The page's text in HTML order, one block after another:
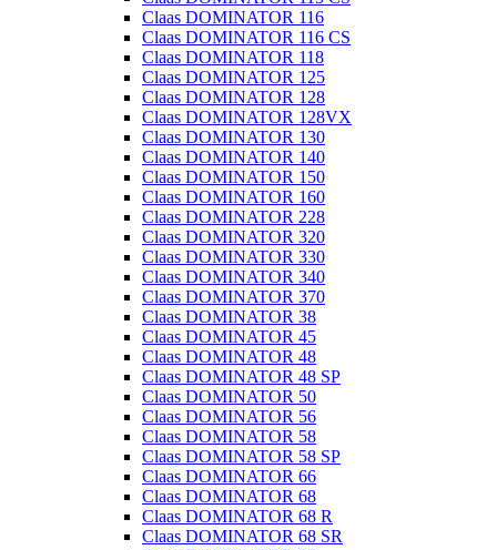
Claas DOMINATOR 116
Claas DOMINATOR 116 CS
Claas DOMINATOR 118
Claas DOMINATOR 125
Claas DOMINATOR 128
Claas DOMINATOR 128VX
Claas DOMINATOR 130
Claas DOMINATOR 140
Claas DOMINATOR 150
Claas DOMINATOR 160
Claas DOMINATOR 228
Claas DOMINATOR 320
Claas DOMINATOR 330
Claas DOMINATOR 340
Claas DOMINATOR 370
Claas DOMINATOR 38
Claas DOMINATOR 45
Claas DOMINATOR 48
Claas DOMINATOR 48 SP
Claas DOMINATOR 50
Claas DOMINATOR 56
Claas DOMINATOR 58
Claas DOMINATOR 58 SP
Claas DOMINATOR 66
Claas DOMINATOR 68
Claas DOMINATOR 68 R
Claas DOMINATOR 68 SR